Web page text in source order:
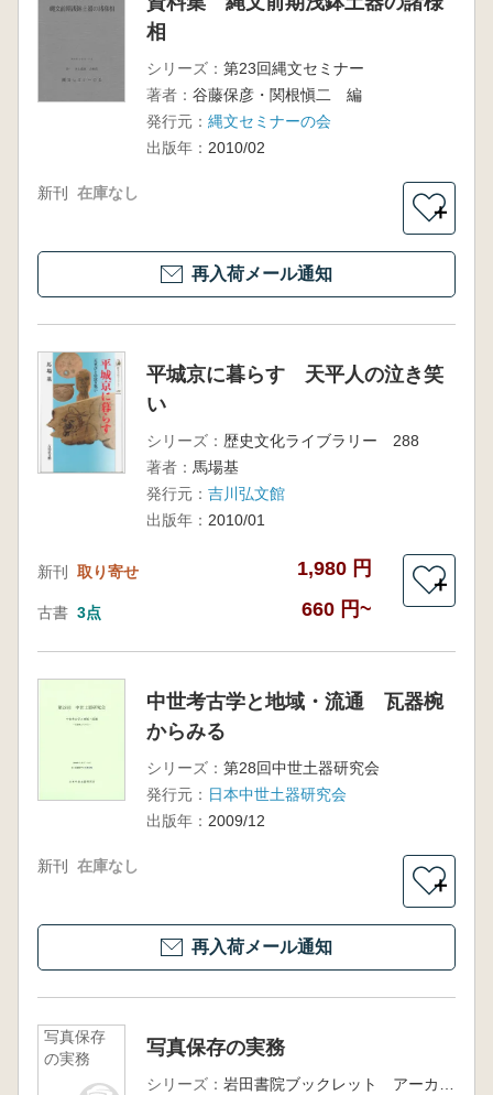
相
シリーズ： 第23回縄文セミナー
著者： 谷藤保彦・関根愼二 編
発行元： 縄文セミナーの会
出版年： 2010/02
新刊 在庫なし
＋
再入荷メール通知
平城京に暮らす 天平人の泣き笑
い
シリーズ： 歴史文化ライブラリー 288
著者： 馬場基
発行元： 吉川弘文館
出版年： 2010/01
新刊 取り寄せ 1,980 円
古書 3点 660 円~
＋
中世考古学と地域・流通 瓦器椀
からみる
シリーズ： 第28回中世土器研究会
発行元： 日本中世土器研究会
出版年： 2009/12
新刊 在庫なし
＋
再入荷メール通知
写真保存
の実務
写真保存の実務
シリーズ：